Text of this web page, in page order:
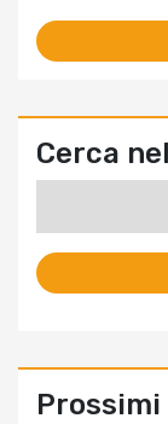
Cerca